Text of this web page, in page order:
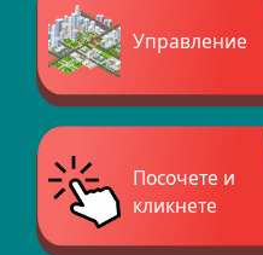
Управление
Посочете и
кликнете